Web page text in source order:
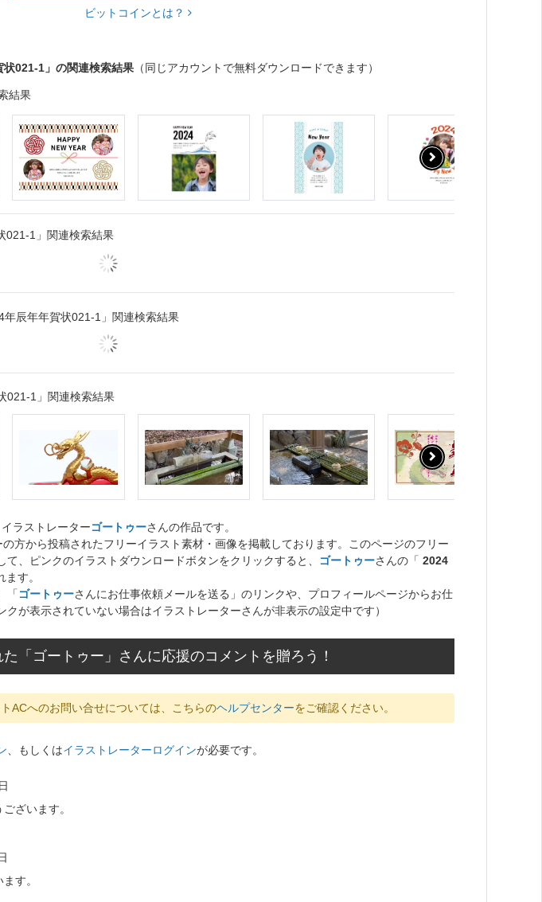
ビットコインとは？
021-1」の関連検索結果 （同じアカウントで無料ダウンロードできます）
結果
021-1」関連検索結果
年辰年年賀状021-1」関連検索結果
021-1」関連検索結果
イラストレーターゴートゥーさんの作品です。
方から投稿されたフリーイラスト素材・画像を掲載しております。このページのフリー
て、ピンクのイラストダウンロードボタンをクリックすると、 ゴートゥーさんの「 2024
す。
「ゴートゥーさんにお仕事依頼メールを送る」のリンクや、プロフィールページからお仕
が表示されていない場合はイラストレーターさんが非表示の設定中です）
「ゴートゥー」さんに応援のコメントを贈ろう！
ACへのお問い合せについては、こちらのヘルプセンターをご確認ください。
、もしくはイラストレーターログインが必要です。
ざいます。
す。